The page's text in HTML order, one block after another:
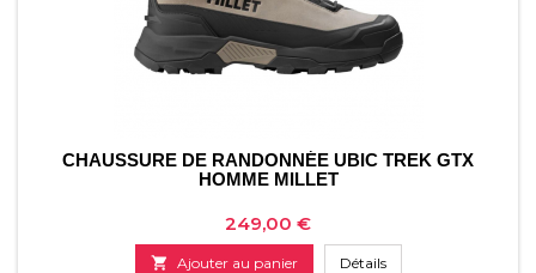
CHAUSSURE DE RANDONNÉE UBIC TREK GTX
HOMME MILLET
Prix
249,00 €
 Ajouter au panier Détails